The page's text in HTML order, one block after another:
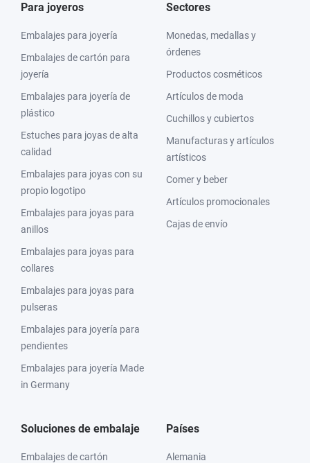
Para joyeros
Embalajes para joyería
Embalajes de cartón para
joyería
Embalajes para joyería de
plástico
Estuches para joyas de alta
calidad
Embalajes para joyas con su
propio logotipo
Embalajes para joyas para
anillos
Embalajes para joyas para
collares
Embalajes para joyas para
pulseras
Embalajes para joyería para
pendientes
Embalajes para joyería Made
in Germany
Sectores
Monedas, medallas y
órdenes
Productos cosméticos
Artículos de moda
Cuchillos y cubiertos
Manufacturas y artículos
artísticos
Comer y beber
Artículos promocionales
Cajas de envío
Soluciones de embalaje
Embalajes de cartón
Países
Alemania